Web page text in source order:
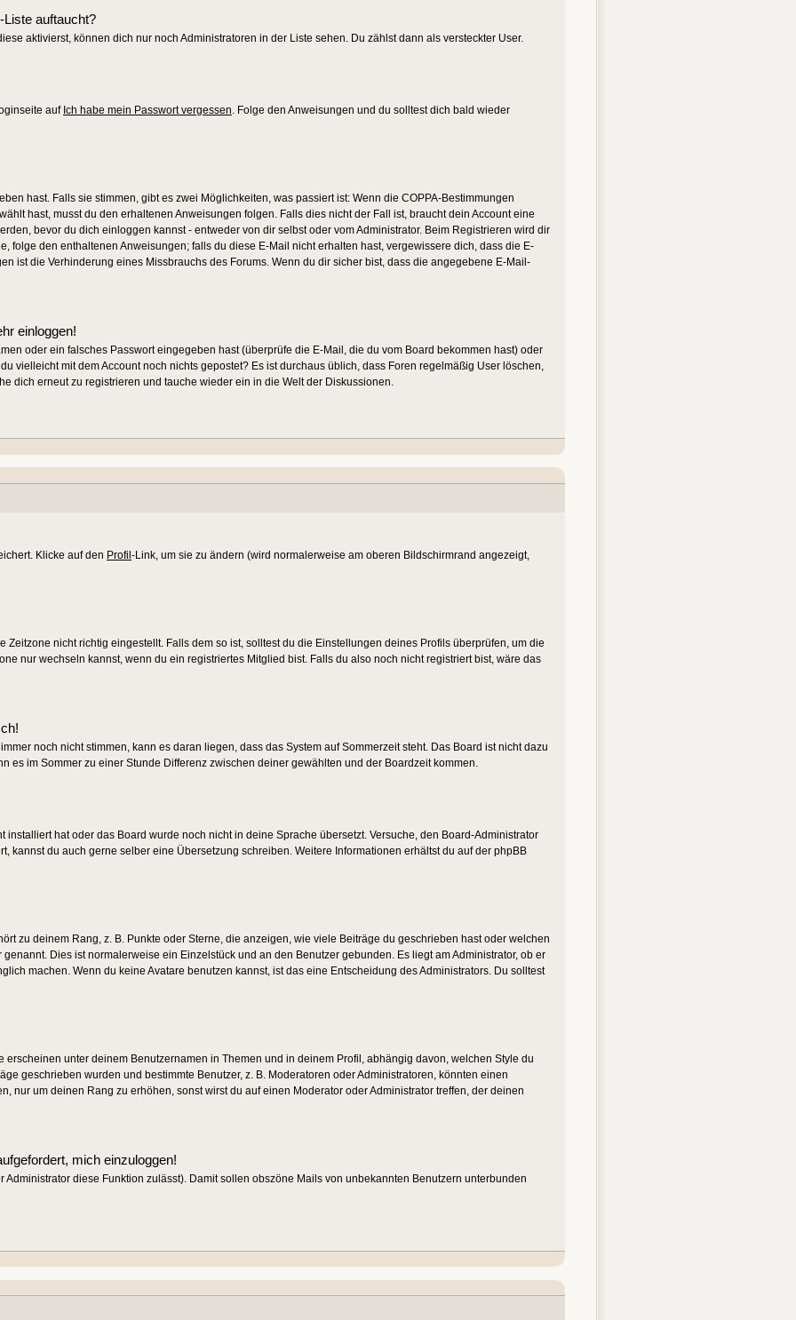
auftaucht?
aktivierst, können dich nur noch Administratoren in der Liste sehen. Du zählst dann als versteckter User.
auf Ich habe mein Passwort vergessen . Folge den Anweisungen und du solltest dich bald wieder
hast. Falls sie stimmen, gibt es zwei Möglichkeiten, was passiert ist: Wenn die COPPA-Bestimmungen
hast, musst du den erhaltenen Anweisungen folgen. Falls dies nicht der Fall ist, braucht dein Account eine
bevor du dich einloggen kannst - entweder von dir selbst oder vom Administrator. Beim Registrieren wird dir
folge den enthaltenen Anweisungen; falls du diese E-Mail nicht erhalten hast, vergewissere dich, dass die E-
ist die Verhinderung eines Missbrauchs des Forums. Wenn du dir sicher bist, dass die angegebene E-Mail-
einloggen!
oder ein falsches Passwort eingegeben hast (überprüfe die E-Mail, die du vom Board bekommen hast) oder
vielleicht mit dem Account noch nichts gepostet? Es ist durchaus üblich, dass Foren regelmäßig User löschen,
dich erneut zu registrieren und tauche wieder ein in die Welt der Diskussionen.
Klicke auf den Profil-Link, um sie zu ändern (wird normalerweise am oberen Bildschirmrand angezeigt,
nicht richtig eingestellt. Falls dem so ist, solltest du die Einstellungen deines Profils überprüfen, um die
nur wechseln kannst, wenn du ein registriertes Mitglied bist. Falls du also noch nicht registriert bist, wäre das
noch nicht stimmen, kann es daran liegen, dass das System auf Sommerzeit steht. Das Board ist nicht dazu
es im Sommer zu einer Stunde Differenz zwischen deiner gewählten und der Boardzeit kommen.
hat oder das Board wurde noch nicht in deine Sprache übersetzt. Versuche, den Board-Administrator
kannst du auch gerne selber eine Übersetzung schreiben. Weitere Informationen erhältst du auf der phpBB
zu deinem Rang, z. B. Punkte oder Sterne, die anzeigen, wie viele Beiträge du geschrieben hast oder welchen
Dies ist normalerweise ein Einzelstück und an den Benutzer gebunden. Es liegt am Administrator, ob er
machen. Wenn du keine Avatare benutzen kannst, ist das eine Entscheidung des Administrators. Du solltest
unter deinem Benutzernamen in Themen und in deinem Profil, abhängig davon, welchen Style du
geschrieben wurden und bestimmte Benutzer, z. B. Moderatoren oder Administratoren, könnten einen
nur um deinen Rang zu erhöhen, sonst wirst du auf einen Moderator oder Administrator treffen, der deinen
mich einzuloggen!
diese Funktion zulässt). Damit sollen obszöne Mails von unbekannten Benutzern unterbunden